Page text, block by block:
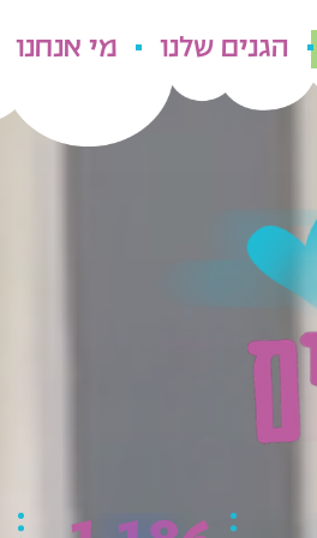
הגנים שלנו מי אנחנו